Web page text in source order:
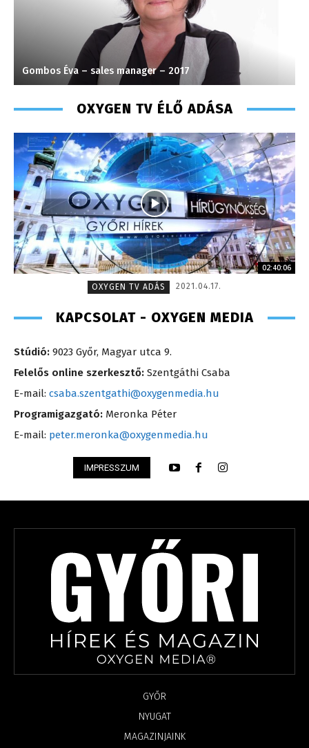
Gombos Éva – sales manager – 2017
OXYGEN TV ÉLŐ ADÁSA
02:40:06
OXYGEN TV ADÁS
2021.04.17.
KAPCSOLAT - OXYGEN MEDIA
Stúdió: 9023 Győr, Magyar utca 9.
Felelős online szerkesztő: Szentgáthi Csaba
E-mail: csaba.szentgathi@oxygenmedia.hu
Programigazgató: Meronka Péter
E-mail: peter.meronka@oxygenmedia.hu
IMPRESSZUM
GYŐR
NYUGAT
MAGAZINJAINK